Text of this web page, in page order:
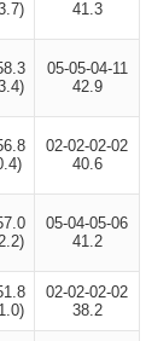
41.3
05-05-04-11
42.9
02-02-02-02
40.6
05-04-05-06
41.2
02-02-02-02
38.2